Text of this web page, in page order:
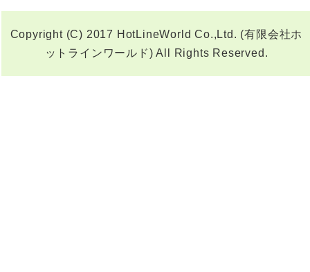
Copyright (C) 2017 HotLineWorld Co.,Ltd. (有限会社ホ
ットラインワールド) All Rights Reserved.